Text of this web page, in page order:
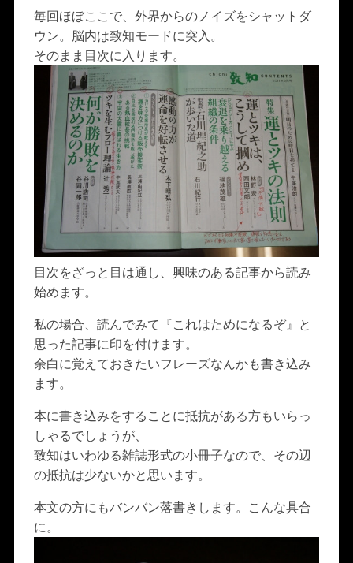
毎回ほぼここで、外界からのノイズをシャットダ
ウン。脳内は致知モードに突入。
そのまま目次に入ります。
目次をざっと目は通し、興味のある記事から読み
始めます。
私の場合、読んでみて『これはためになるぞ』と
思った記事に印を付けます。
余白に覚えておきたいフレーズなんかも書き込み
ます。
本に書き込みをすることに抵抗がある方もいらっ
しゃるでしょうが、
致知はいわゆる雑誌形式の小冊子なので、その辺
の抵抗は少ないかと思います。
本文の方にもバンバン落書きします。こんな具合
に。